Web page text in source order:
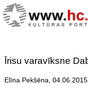
Īrisu varavīksne
Elīna Pekšēna,